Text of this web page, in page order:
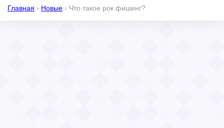
Главная › Новые › Что такое рок фишинг?